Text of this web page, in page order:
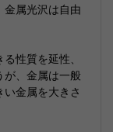
金属光沢は自由
性質を延性、
が、金属は一般
金属を大きさ